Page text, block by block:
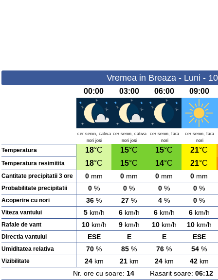
Vremea in Breaza - Luni -
00:00 03:00 06:00 09:00
cer senin, cativa
nori josi
cer senin, cativa
nori josi
cer senin, fara
nori
cer senin, fara
nori
Temperatura 18°C 15°C 15°C 21°C
Temperatura resimitita 18°C 15°C 14°C 21°C
Cantitate precipitatii 3 ore 0 mm 0 mm 0 mm 0 mm
Probabilitate precipitatii 0 % 0 % 0 % 0 %
Acoperire cu nori 36 % 27 % 4 % 0 %
Viteza vantului 5km/h 6km/h 6km/h 6km/h
Rafale de vant 10km/h 9km/h 10km/h 10km/h
Directia vantului ESE E E ESE
Umiditatea relativa 70 % 85 % 76 % 54 %
Vizibilitate 24km 21km 24km 42km
Nr. ore cu soare: 14Rasarit soare: 06:12